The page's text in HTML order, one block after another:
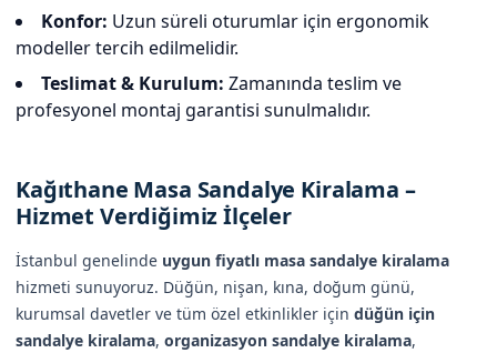
Konfor: Uzun süreli oturumlar için ergonomik
modeller tercih edilmelidir.
Teslimat & Kurulum: Zamanında teslim ve
profesyonel montaj garantisi sunulmalıdır.
Kağıthane Masa Sandalye Kiralama –
Hizmet Verdiğimiz İlçeler
İstanbul genelinde uygun fiyatlı masa sandalye kiralama
hizmeti sunuyoruz. Düğün, nişan, kına, doğum günü,
kurumsal davetler ve tüm özel etkinlikler için düğün için
sandalye kiralama, organizasyon sandalye kiralama,